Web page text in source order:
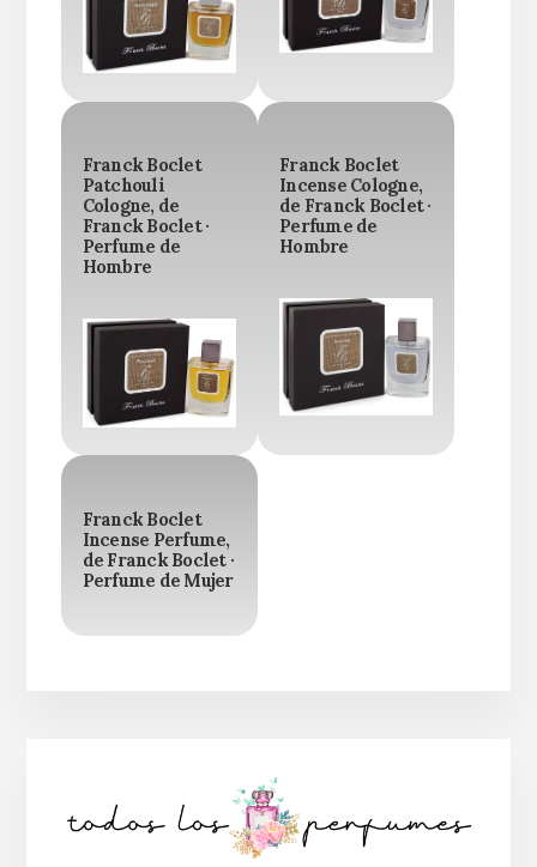
Franck Boclet
Patchouli
Cologne, de
Franck Boclet ·
Perfume de
Hombre
Franck Boclet
Incense Cologne,
de Franck Boclet ·
Perfume de
Hombre
Franck Boclet
Incense Perfume,
de Franck Boclet ·
Perfume de Mujer
lateral